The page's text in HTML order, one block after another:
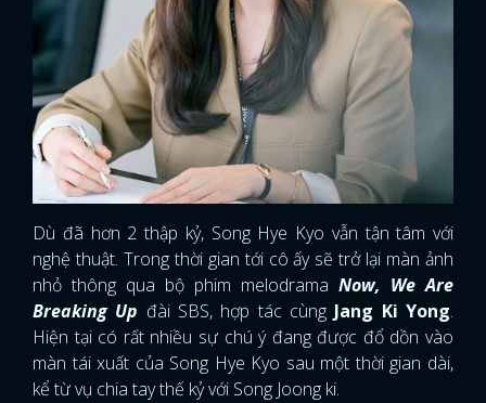
Dù đã hơn 2 thập kỷ, Song Hye Kyo vẫn tận tâm với
nghệ thuật. Trong thời gian tới cô ấy sẽ trở lại màn ảnh
nhỏ thông qua bộ phim melodrama Now, We Are
Breaking Up đài SBS, hợp tác cùngJang Ki Yong.
Hiện tại có rất nhiều sự chú ý đang được đổ dồn vào
màn tái xuất của Song Hye Kyo sau một thời gian dài,
kể từ vụ chia tay thế kỷ với Song Joong ki.